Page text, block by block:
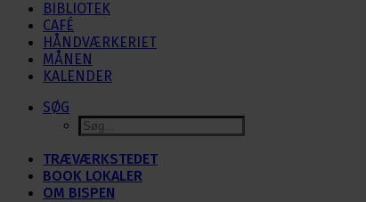
BIBLIOTEK
CAFÉ
HÅNDVÆRKERIET
MÅNEN
KALENDER
SØG
TRÆVÆRKSTEDET
BOOK LOKALER
OM BISPEN